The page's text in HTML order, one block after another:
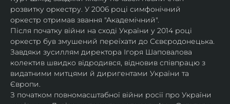
розвитку оркестру. У 2006 році симфонічний
оркестр отримав звання "Академічний".
Після початку війни на сході України у 2014 році
оркестр був змушений переїхати до Сєвєродонецька.
Завдяки зусиллям директора Ігоря Шаповалова
колектив швидко відродився, відновив співпрацю з
видатними митцями й диригентами України та
Європи.
З початком повномасштабної війни росії про України